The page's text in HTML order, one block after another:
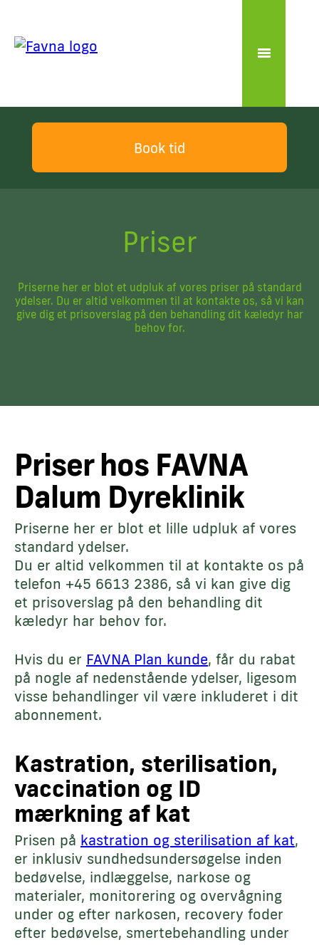
Book tid
Priser
Priserne her er blot et udpluk af vores priser på standard
ydelser. Du er altid velkommen til at kontakte os, så vi kan
give dig et prisoverslag på den behandling dit kæledyr har
behov for.
Priser hos FAVNA
Dalum Dyreklinik
Priserne her er blot et lille udpluk af vores
standard ydelser.
Du er altid velkommen til at kontakte os på
telefon +45 6613 2386, så vi kan give dig
et prisoverslag på den behandling dit
kæledyr har behov for.
Hvis du er FAVNA Plan kunde, får du rabat
på nogle af nedenstående ydelser, ligesom
visse behandlinger vil være inkluderet i dit
abonnement.
Kastration, sterilisation,
vaccination og ID
mærkning af kat
Prisen på kastration og sterilisation af kat,
er inklusiv sundhedsundersøgelse inden
bedøvelse, indlæggelse, narkose og
materialer, monitorering og overvågning
under og efter narkosen, recovery foder
efter bedøvelse, smertebehandling under